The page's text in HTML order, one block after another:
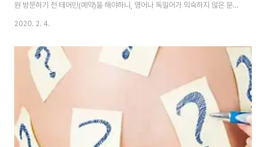
원 방문하기 전 테어민(예약)을 해야하니, 영어나 독일어가 익숙하지 않은 분들
께는 첫번째 관문부터 난관이 될 수 있습니다. 그렇다고 먼저 겁먹지 말고, 자신
니다. 한국처럼 진료를 본 산부인과에서 출산까지 한다면 정말 편하겠지만, 독
일은 진료하는 산부인과가 따로 있고 출산하는 병원이 따로 있습니다. 이번 글
은 출산 전, 산모를 진료하는 병원에 예약을 하는 글입니다. 1. 예약하기 구글에
"살고 있는 지역 + Frauenarzt 또는 Frauenärztin"으로 검색을 해보면, 주
2020. 2. 4.